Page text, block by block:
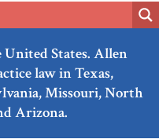
United States. Allen
law in Texas,
Missouri, North
Arizona.